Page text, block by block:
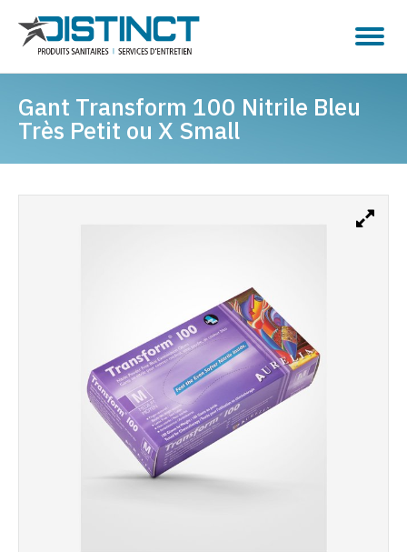
Gant Transform 100 Nitrile Bleu
Très Petit ou X Small